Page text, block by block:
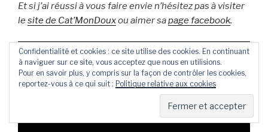
Et si j’ai réussi à vous faire envie n’hésitez pas à visiter
le site de Cat’MonDouxou aimer sapage facebook.
Confidentialité et cookies : ce site utilise des cookies. En continuant
à naviguer sur ce site, vous acceptez que nous en utilisions.
Pour en savoir plus, y compris sur la façon de contrôler les cookies,
reportez-vous à ce qui suit : Politique relative aux cookies